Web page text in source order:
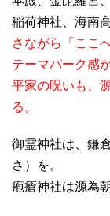
稲荷神社、海南
さながら「ここ
テーマパーク感
平家の呪いも、
る。
御霊神社は、鎌
さ）を。
疱瘡神社は源為